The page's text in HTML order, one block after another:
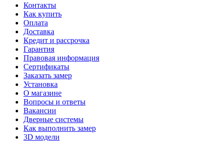
Контакты
Как купить
Оплата
Доставка
Кредит и рассрочка
Гарантия
Правовая информация
Сертификаты
Заказать замер
Установка
О магазине
Вопросы и ответы
Вакансии
Дверные системы
Как выполнить замер
3D модели